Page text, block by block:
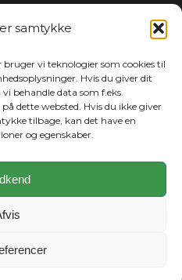
samtykke
bruger vi teknologier som cookies til
Hvis du giver dit
behandle data som f.eks.
dette websted. Hvis du ikke giver
tilbage, kan det have en
og egenskaber.